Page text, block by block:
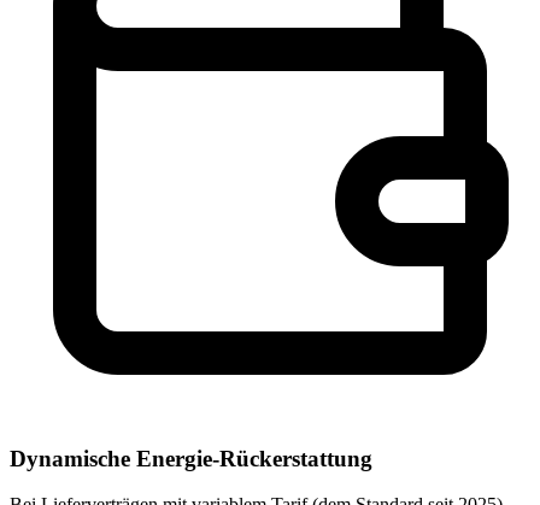
Dynamische Energie-Rückerstattung